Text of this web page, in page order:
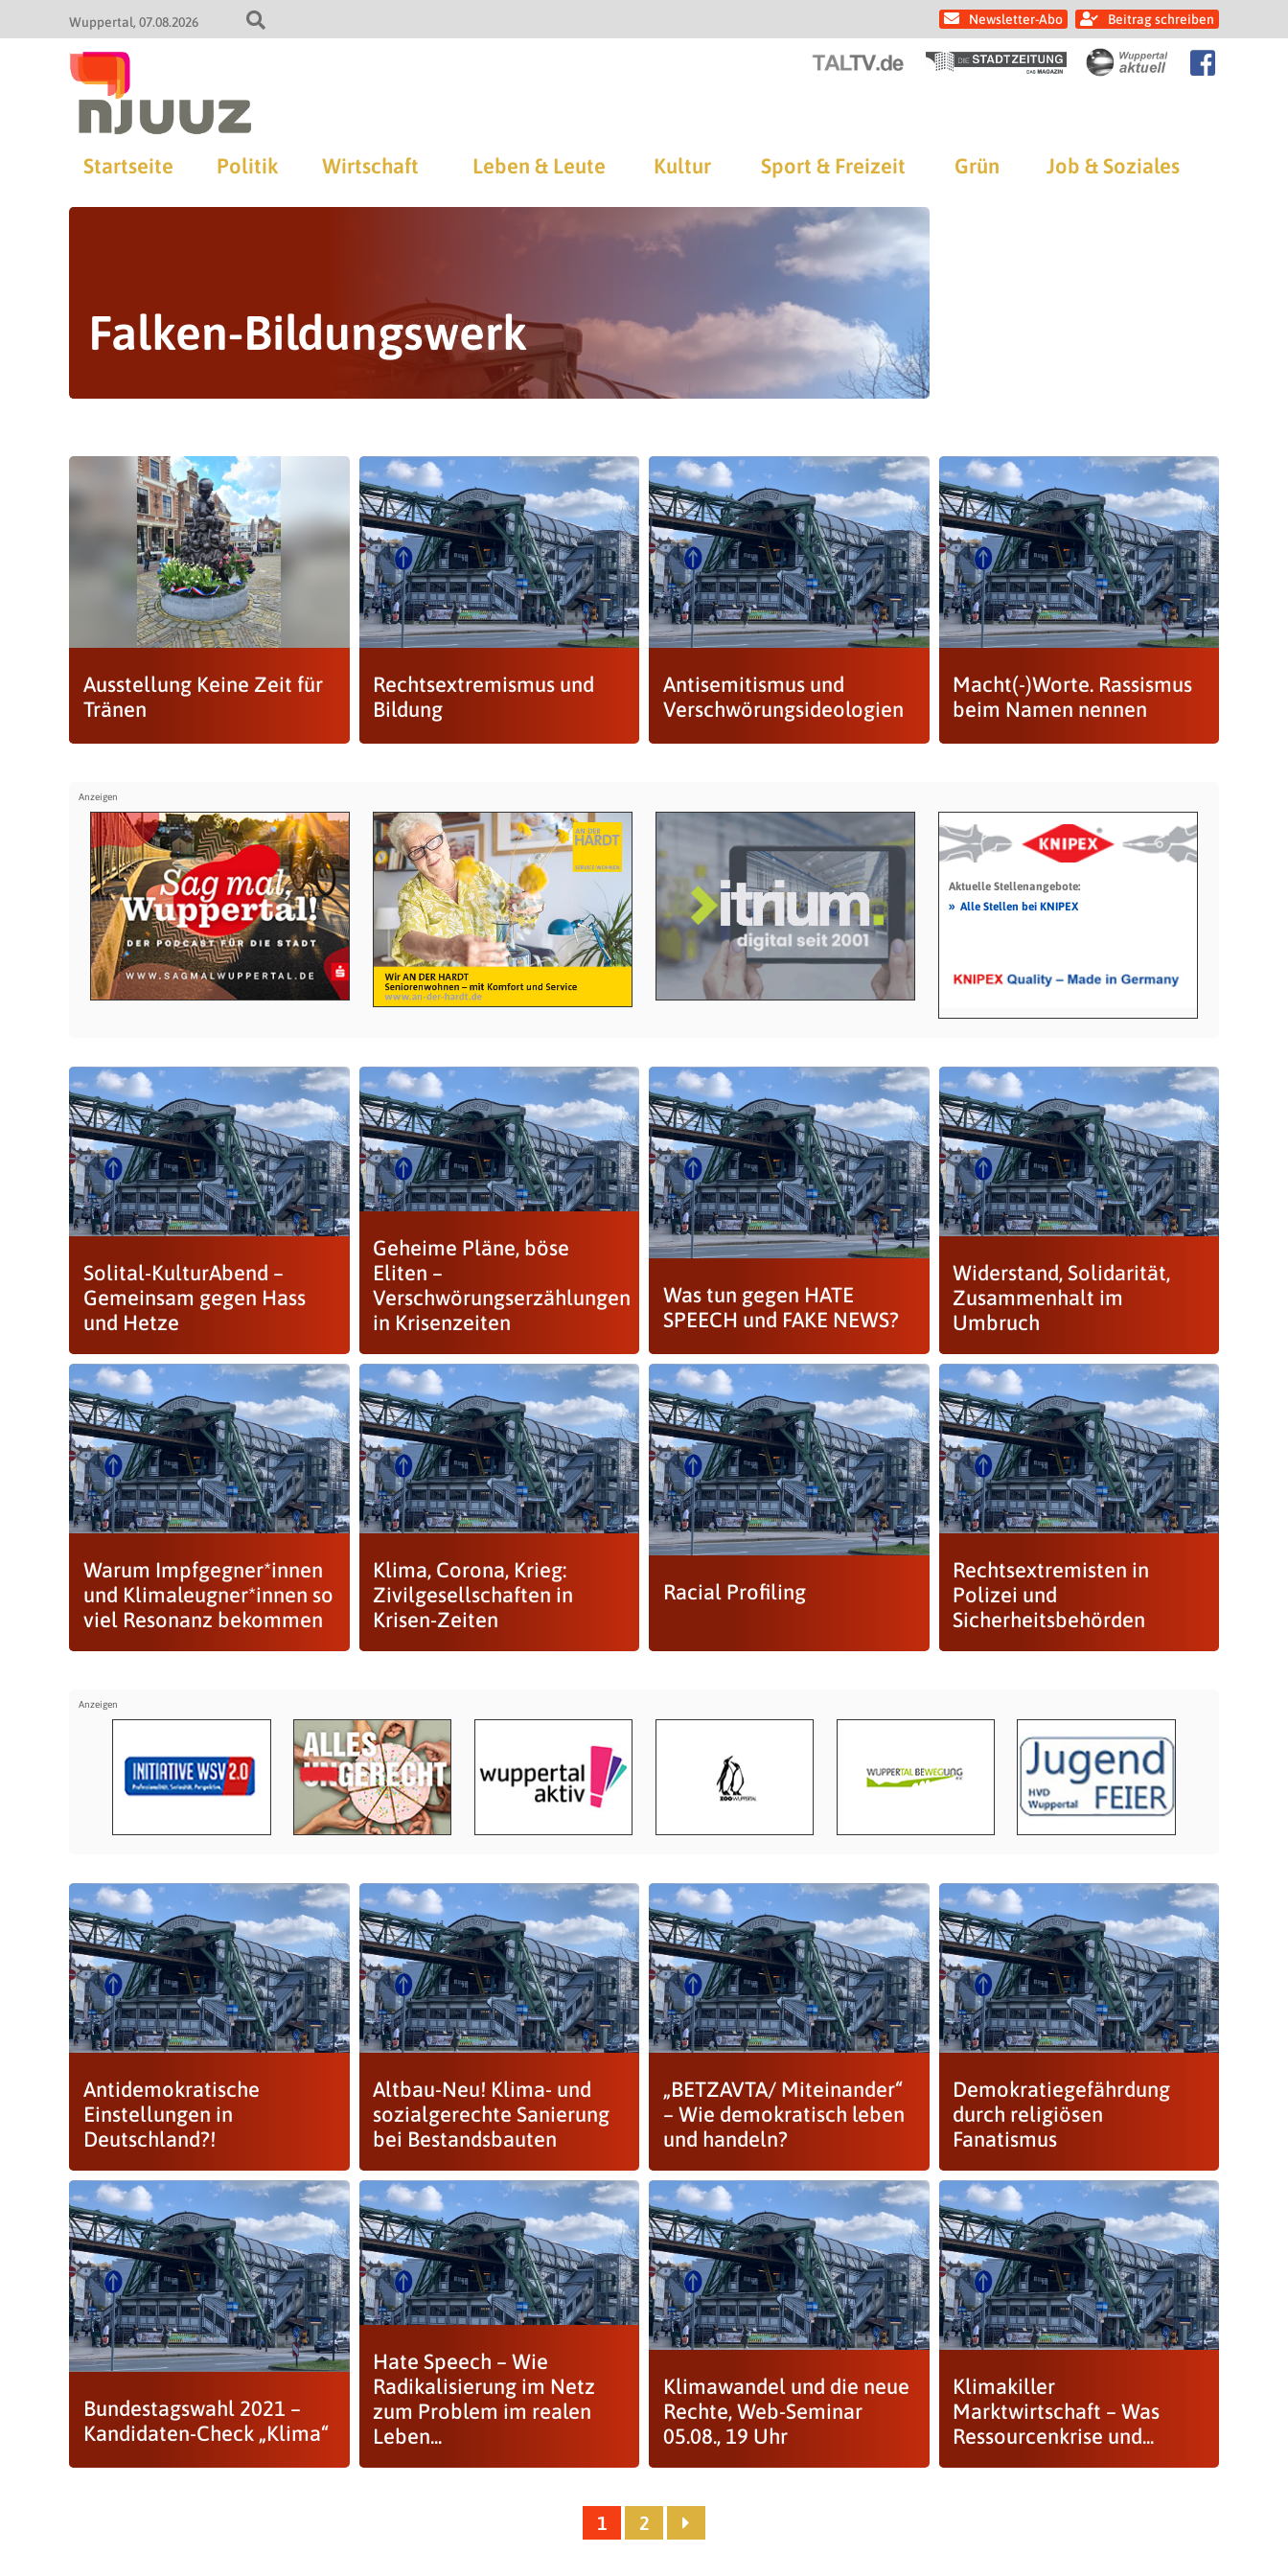
Wuppertal 07.08.2026 Newsletter-Abo Beitrag schreiben
Startseite Politik Wirtschaft Leben & Leute Kultur Sport & Freizeit Grün Job & Soziales
Falken-Bildungswerk
Ausstellung Keine Zeit für
Tränen
Rechtsextremismus und
Bildung
Antisemitismus und
Verschwörungsideologien
Macht(-)Worte. Rassismus
beim Namen nennen
Aktuelle Stellenangebote:
» Alle Stellen bei KNIPEX
Solital-KulturAbend –
Gemeinsam gegen Hass
und Hetze
Geheime Pläne, böse
Eliten –
Verschwörungserzählungen
in Krisenzeiten
Was tun gegen HATE
SPEECH und FAKE NEWS?
Widerstand, Solidarität,
Zusammenhalt im
Umbruch
Warum Impfgegner*innen
und Klimaleugner*innen so
viel Resonanz bekommen
Klima, Corona, Krieg:
Zivilgesellschaften in
Krisen-Zeiten
Racial Profiling
Rechtsextremisten in
Polizei und
Sicherheitsbehörden
Antidemokratische
Einstellungen in
Deutschland?!
Altbau-Neu! Klima- und
sozialgerechte Sanierung
bei Bestandsbauten
„BETZAVTA/ Miteinander“
– Wie demokratisch leben
und handeln?
Demokratiegefährdung
durch religiösen
Fanatismus
Bundestagswahl 2021 –
Kandidaten-Check „Klima“
Hate Speech – Wie
Radikalisierung im Netz
zum Problem im realen
Leben...
Klimawandel und die neue
Rechte, Web-Seminar
05.08., 19 Uhr
Klimakiller
Marktwirtschaft – Was
Ressourcenkrise und...
1 2